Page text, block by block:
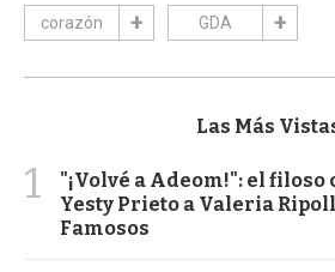
corazón GDA
Las Más
1
"¡Volvé a Adeom!": el
Yesty Prieto a Valeria
Famosos